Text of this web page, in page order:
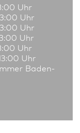
Uhr
Uhr
Uhr
Uhr
Uhr
Uhr
Baden-